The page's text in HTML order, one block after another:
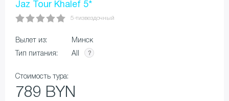
Jaz Tour Khalef 5*
5-тизвездочный
Вылет из:
Минск
Тип питания:
All
Стоимость тура:
789 BYN